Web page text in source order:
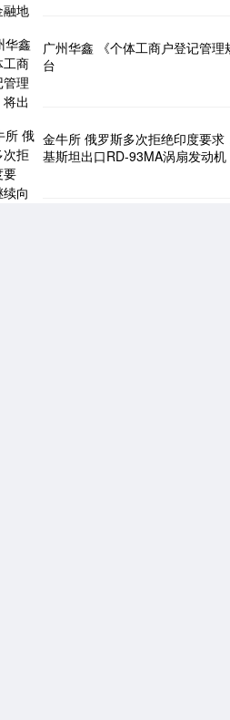
广州华鑫 《个体工商户登记管理
台
金牛所 俄罗斯多次拒绝印度要求
基斯坦出口RD-93MA涡扇发动机